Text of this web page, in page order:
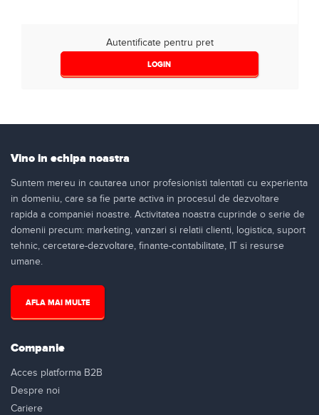
Autentificate pentru pret
LOGIN
Vino in echipa noastra
Suntem mereu in cautarea unor profesionisti talentati cu experienta
in domeniu, care sa fie parte activa in procesul de dezvoltare
rapida a companiei noastre. Activitatea noastra cuprinde o serie de
domenii precum: marketing, vanzari si relatii clienti, logistica, suport
tehnic, cercetare-dezvoltare, finante-contabilitate, IT si resurse
umane.
AFLA MAI MULTE
Companie
Acces platforma B2B
Despre noi
Cariere